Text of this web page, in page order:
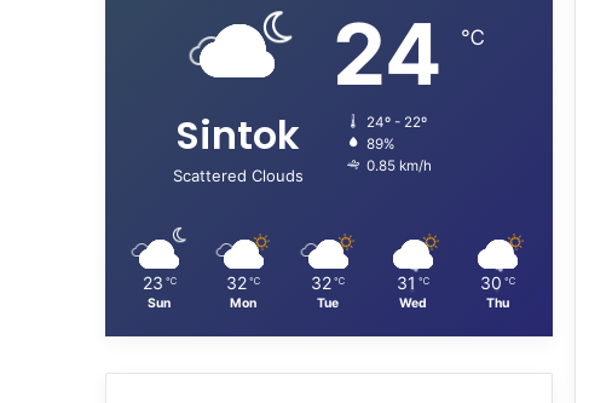
Sintok
Scattered Clouds
24 ℃
24º - 22º
89%
0.85 km/h
23 ℃
Sun
32 ℃
Mon
32 ℃
Tue
31 ℃
Wed
30 ℃
Thu